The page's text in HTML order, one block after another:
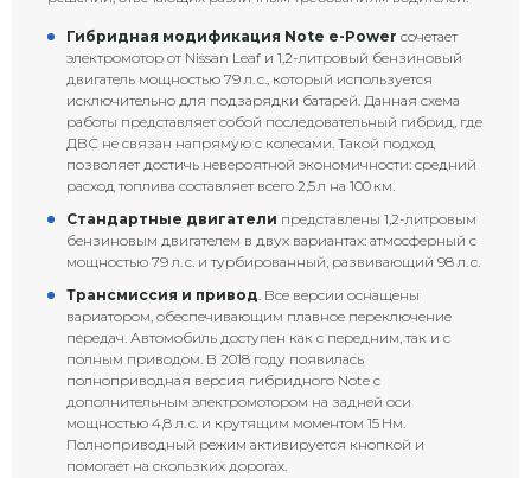
Гибридная модификация Note e-Power сочетает
электромотор от Nissan Leaf и 1,2-литровый бензиновый
двигатель мощностью 79 л. с., который используется
исключительно для подзарядки батарей. Данная схема
работы представляет собой последовательный гибрид, где
ДВС не связан напрямую с колесами. Такой подход
позволяет достичь невероятной экономичности: средний
расход топлива составляет всего 2,5 л на 100 км.
Стандартные двигатели представлены 1,2-литровым
бензиновым двигателем в двух вариантах: атмосферный с
мощностью 79 л. с. и турбированный, развивающий 98 л. с.
Трансмиссия и привод. Все версии оснащены
вариатором, обеспечивающим плавное переключение
передач. Автомобиль доступен как с передним, так и с
полным приводом. В 2018 году появилась
полноприводная версия гибридного Note с
дополнительным электромотором на задней оси
мощностью 4,8 л. с. и крутящим моментом 15 Нм.
Полноприводный режим активируется кнопкой и
помогает на скользких дорогах.